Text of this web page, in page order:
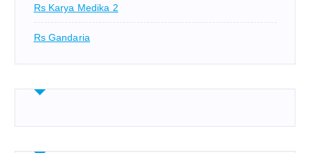
Rs Karya Medika 2
Rs Gandaria